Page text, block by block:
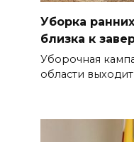
Уборка
близка к
Уборочная
области